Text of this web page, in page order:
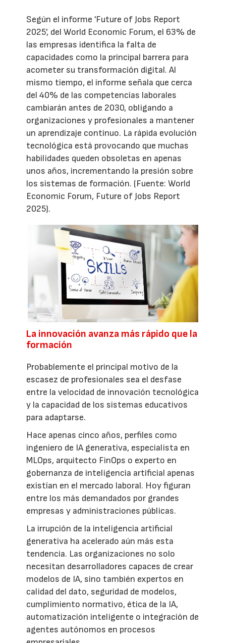
Según el informe 'Future of Jobs Report
2025', del World Economic Forum, el 63% de
las empresas identifica la falta de
capacidades como la principal barrera para
acometer su transformación digital. Al
mismo tiempo, el informe señala que cerca
del 40% de las competencias laborales
cambiarán antes de 2030, obligando a
organizaciones y profesionales a mantener
un aprendizaje continuo. La rápida evolución
tecnológica está provocando que muchas
habilidades queden obsoletas en apenas
unos años, incrementando la presión sobre
los sistemas de formación. (Fuente: World
Economic Forum, Future of Jobs Report
2025).
La innovación avanza más rápido que la
formación
Probablemente el principal motivo de la
escasez de profesionales sea el desfase
entre la velocidad de innovación tecnológica
y la capacidad de los sistemas educativos
para adaptarse.
Hace apenas cinco años, perfiles como
ingeniero de IA generativa, especialista en
MLOps, arquitecto FinOps o experto en
gobernanza de inteligencia artificial apenas
existían en el mercado laboral. Hoy figuran
entre los más demandados por grandes
empresas y administraciones públicas.
La irrupción de la inteligencia artificial
generativa ha acelerado aún más esta
tendencia. Las organizaciones no solo
necesitan desarrolladores capaces de crear
modelos de IA, sino también expertos en
calidad del dato, seguridad de modelos,
cumplimiento normativo, ética de la IA,
automatización inteligente o integración de
agentes autónomos en procesos